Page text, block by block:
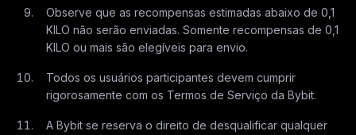
Observe que as recompensas estimadas abaixo de 0,1
KILO não serão enviadas. Somente recompensas de 0,1
KILO ou mais são elegíveis para envio.
Todos os usuários participantes devem cumprir
rigorosamente com os Termos de Serviço da Bybit.
A Bybit se reserva o direito de desqualificar qualquer